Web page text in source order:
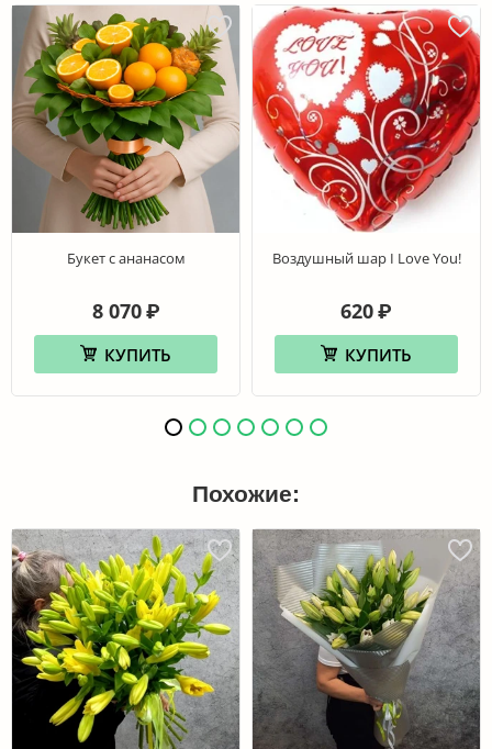
Букет с ананасом
8 070 ₽
КУПИТЬ
Воздушный шар I Love You!
620₽
КУПИТЬ
Похожие: